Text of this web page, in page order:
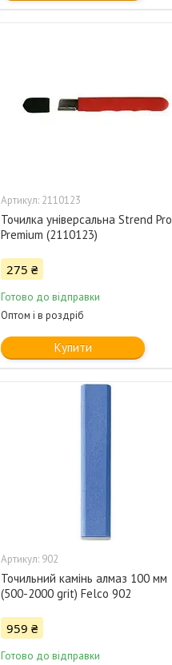
2110123
Точилка універсальна Strend Pro
Premium (2110123)
275 ₴
Готово до відправки
Оптом і в роздріб
Купити
902
Точильний камінь алмаз 100 мм
(500-2000 grit) Felco 902
959 ₴
Готово до відправки